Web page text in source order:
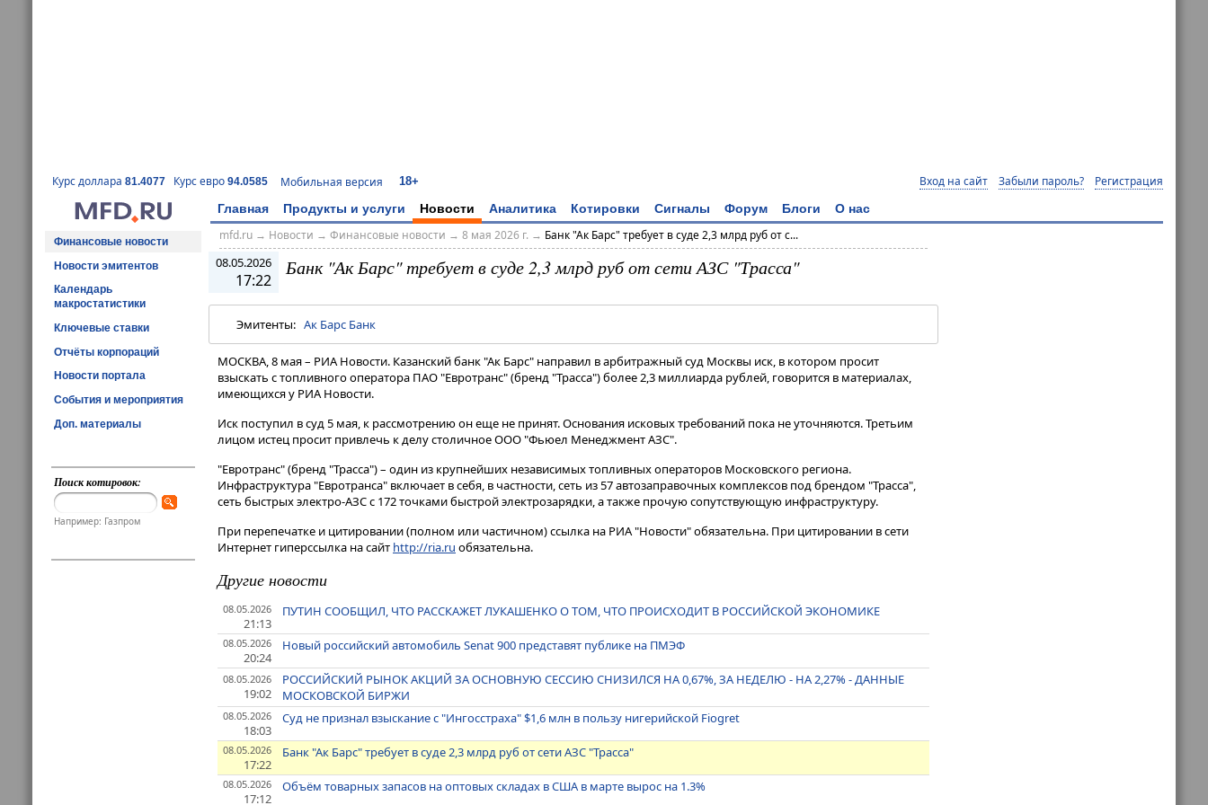
Курс доллара 81.4077 Курс евро 94.0585 Мобильная версия 18+ Вход на сайт Забыли пароль? Регистрация
Главная Продукты и услуги Новости Аналитика Котировки Сигналы Форум Блоги О нас
Финансовые новости
Новости эмитентов
Календарь
макростатистики
Ключевые ставки
Отчёты корпораций
Новости портала
События и мероприятия
Доп. материалы
Поиск котировок:
Например: Газпром
mfd.ru→ Новости → Финансовые новости → 8 мая 2026 г. → Банк "Ак Барс" требует в суде 2,3 млрд руб от с...
08.05.2026
17:22
Банк "Ак Барс" требует в суде 2,3 млрд руб от сети АЗС "Трасса"
Эмитенты: Ак Барс Банк
МОСКВА, 8 мая – РИА Новости. Казанский банк "Ак Барс" направил в арбитражный суд Москвы иск, в котором просит
взыскать с топливного оператора ПАО "Евротранс" (бренд "Трасса") более 2,3 миллиарда рублей, говорится в материалах,
имеющихся у РИА Новости.
Иск поступил в суд 5 мая, к рассмотрению он еще не принят​​​. Основания исковых требований пока не уточняются. Третьим
лицом истец просит привлечь к делу столичное ООО "Фьюел Менеджмент АЗС".
"Евротранс" (бренд "Трасса") – один из крупнейших независимых топливных операторов Московского региона.
Инфраструктура "Евротранса" включает в себя, в частности, сеть из 57 автозаправочных комплексов под брендом "Трасса",
сеть быстрых электро-АЗС с 172 точками быстрой электрозарядки, а также прочую сопутствующую инфраструктуру.
При перепечатке и цитировании (полном или частичном) ссылка на РИА "Новости" обязательна. При цитировании в сети
Интернет гиперссылка на сайт http://ria.ru обязательна.
Другие новости
08.05.2026
21:13
ПУТИН СООБЩИЛ, ЧТО РАССКАЖЕТ ЛУКАШЕНКО О ТОМ, ЧТО ПРОИСХОДИТ В РОССИЙСКОЙ ЭКОНОМИКЕ
08.05.2026
20:24
Новый российский автомобиль Senat 900 представят публике на ПМЭФ
08.05.2026
19:02
РОССИЙСКИЙ РЫНОК АКЦИЙ ЗА ОСНОВНУЮ СЕССИЮ СНИЗИЛСЯ НА 0,67%, ЗА НЕДЕЛЮ - НА 2,27% - ДАННЫЕ
МОСКОВСКОЙ БИРЖИ
08.05.2026
18:03
Суд не признал взыскание с "Ингосстраха" $1,6 млн в пользу нигерийской Fiogret
08.05.2026
17:22
Банк "Ак Барс" требует в суде 2,3 млрд руб от сети АЗС "Трасса"
08.05.2026
17:12
Объём товарных запасов на оптовых складах в США в марте вырос на 1.3%